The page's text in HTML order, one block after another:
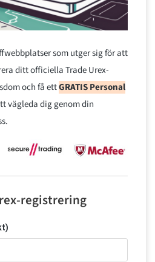
som utger sig för att
ditt officiella Trade Urex-
och få ettGRATIS Personal
vägleda dig genom din
registrering